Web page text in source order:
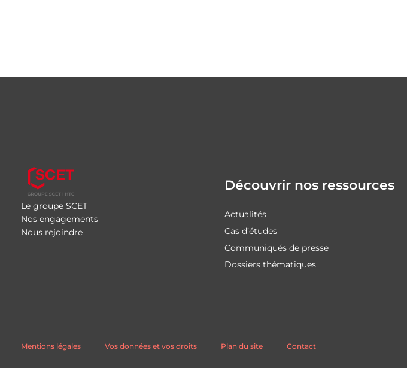
Le groupe SCET
Nos engagements
Nous rejoindre
Découvrir nos ressources
Actualités
Cas d’études
Communiqués de presse
Dossiers thématiques
Mentions légales Vos données et vos droits Plan du site Contact